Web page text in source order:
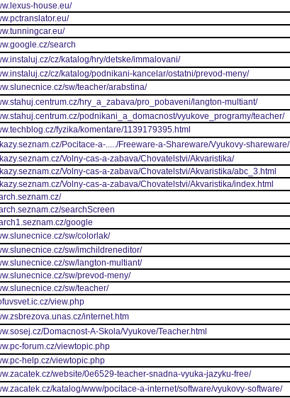
house.eu/
search
cz/katalog/hry/detske/immalovani/
cz/katalog/podnikani-kancelar/ostatni/prevod-meny/
sw/teacher/arabstina/
hry_a_zabava/pro_pobaveni/langton-multiant/
podnikani_a_domacnost/vyukove_programy/teacher/
fyzika/komentare/1139179395.html
Pocitace-a-...../Freeware-a-Shareware/Vyukovy-shareware/
Volny-cas-a-zabava/Chovatelstvi/Akvaristika/
Volny-cas-a-zabava/Chovatelstvi/Akvaristika/abc_3.html
Volny-cas-a-zabava/Chovatelstvi/Akvaristika/index.html
searchScreen
google
sw/colorlak/
sw/imchildreneditor/
sw/langton-multiant/
sw/prevod-meny/
sw/teacher/
view.php
internet.htm
Domacnost-A-Skola/Vyukove/Teacher.html
forum.cz/viewtopic.php
help.cz/viewtopic.php
website/0e6529-teacher-snadna-vyuka-jazyku-free/
katalog/www/pocitace-a-internet/software/vyukovy-software/